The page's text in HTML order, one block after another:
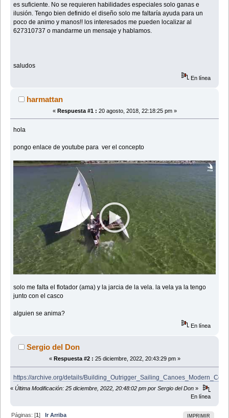
es suficiente. No se requieren habilidades especiales solo ganas e
ilusión. Tengo bien definido el diseño solo me faltaría ayuda para un
poco de animo y manos!! los interesados me pueden localizar al
627310737 o mandarme un mensaje y hablamos.
saludos
En línea
harmattan
« Respuesta #1 : 20 agosto, 2018, 22:18:25 pm »
hola
pongo enlace de youtube para ver el concepto
solo me falta el flotador (ama) y la jarcia de la vela. la vela ya la tengo
junto con el casco
alguien se anima?
En línea
Sergio del Don
« Respuesta #2 : 25 diciembre, 2022, 20:43:29 pm »
https://archive.org/details/
« Última Modificación: 25 diciembre, 2022, 20:48:02 pm por Sergio del Don »
En línea
IMPRIMIR
Páginas: [1] Ir Arriba